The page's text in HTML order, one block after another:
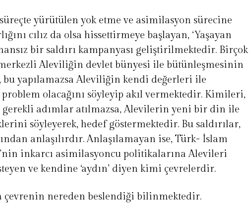
yürütülen yok etme ve asimilasyon sürecine
cılız da olsa hissettirmeye başlayan, ‘Yaşayan
bir saldırı kampanyası geliştirilmektedir. Birçok
Aleviliğin devlet bünyesi ile bütünleşmesinin
bu yapılamazsa Aleviliğin kendi değerleri ile
olacağını söyleyip akıl vermektedir. Kimileri,
adımlar atılmazsa, Alevilerin yeni bir din ile
söyleyerek, hedef göstermektedir. Bu saldırılar,
anlaşılırdır. Anlaşılamayan ise, Türk- İslam
inkarcı asimilasyoncu politikalarına Alevileri
ve kendine ‘aydın’ diyen kimi çevrelerdir.
çevrenin nereden beslendiği bilinmektedir.